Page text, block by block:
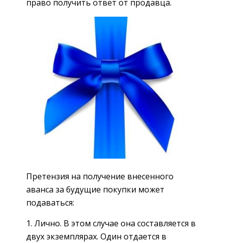
право получить ответ от продавца.
Претензия на получение внесенного
аванса за будущие покупки может
подаваться:
Лично. В этом случае она составляется в
двух экземплярах. Один отдается в